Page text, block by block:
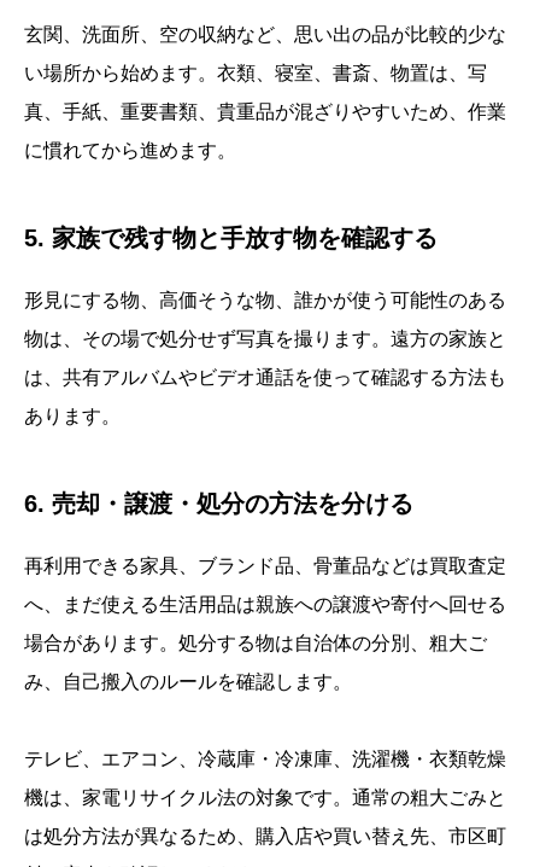
玄関、洗面所、空の収納など、思い出の品が比較的少な
い場所から始めます。衣類、寝室、書斎、物置は、写
真、手紙、重要書類、貴重品が混ざりやすいため、作業
に慣れてから進めます。
5. 家族で残す物と手放す物を確認する
形見にする物、高価そうな物、誰かが使う可能性のある
物は、その場で処分せず写真を撮ります。遠方の家族と
は、共有アルバムやビデオ通話を使って確認する方法も
あります。
6. 売却・譲渡・処分の方法を分ける
再利用できる家具、ブランド品、骨董品などは買取査定
へ、まだ使える生活用品は親族への譲渡や寄付へ回せる
場合があります。処分する物は自治体の分別、粗大ご
み、自己搬入のルールを確認します。
テレビ、エアコン、冷蔵庫・冷凍庫、洗濯機・衣類乾燥
機は、家電リサイクル法の対象です。通常の粗大ごみと
は処分方法が異なるため、購入店や買い替え先、市区町